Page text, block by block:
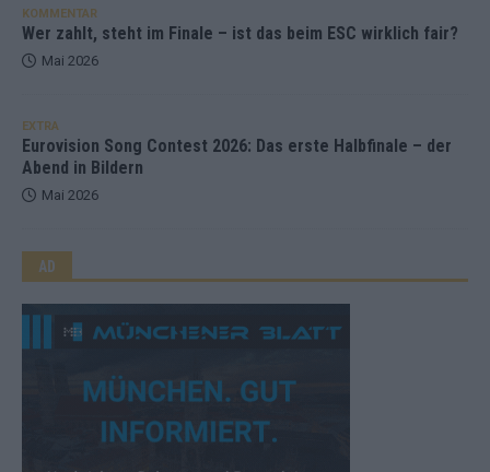
KOMMENTAR
Wer zahlt, steht im Finale – ist das beim ESC wirklich fair?
Mai 2026
EXTRA
Eurovision Song Contest 2026: Das erste Halbfinale – der
Abend in Bildern
Mai 2026
AD